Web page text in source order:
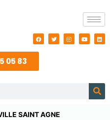
05 83
SAINT AGNE